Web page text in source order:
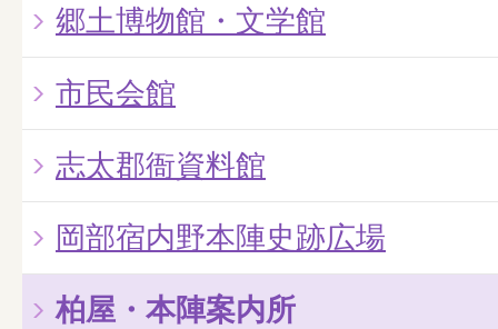
郷土博物館・文学館
市民会館
志太郡衙資料館
岡部宿内野本陣史跡広場
柏屋・本陣案内所